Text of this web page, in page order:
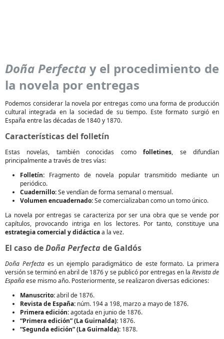
Doña Perfectay el procedimiento de
la novela por entregas
Podemos considerar la novela por entregas como una forma de producción
cultural integrada en la sociedad de su tiempo. Este formato surgió en
España entre las décadas de 1840 y 1870.
Características del folletín
Estas novelas, también conocidas comofolletines, se difundían
principalmente a través de tres vías:
Folletín: Fragmento de novela popular transmitido mediante un
periódico.
Cuadernillo:Se vendían de forma semanal o mensual.
Volumen encuadernado:Se comercializaban como un tomo único.
La novela por entregas se caracteriza por ser una obra que se vende por
capítulos, provocando intriga en los lectores. Por tanto, constituye una
estrategia comercial y didácticaa la vez.
El caso deDoña Perfecta de Galdós
Doña Perfectaes un ejemplo paradigmático de este formato. La primera
versión se terminó en abril de 1876 y se publicó por entregas en la Revista de
Españaese mismo año. Posteriormente, se realizaron diversas ediciones:
Manuscrito:abril de 1876.
Revista de España: núm. 194 a 198, marzo a mayo de 1876.
Primera edición:agotada en junio de 1876.
“Primera edición” (La Guirnalda): 1876.
“Segunda edición” (La Guirnalda): 1878.